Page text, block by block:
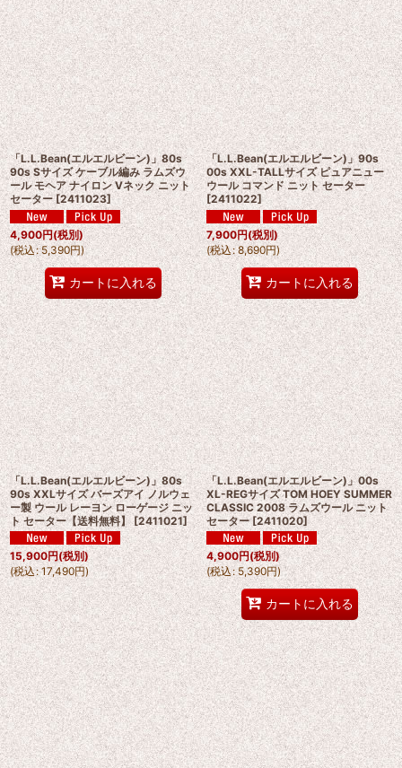
「L.L.Bean(エルエルビーン)」80s
90s Sサイズ ケーブル編み ラムズウ
ール モヘア ナイロン Vネック ニット
セーター [2411023]
4,900円(税別)
(税込: 5,390円)
カートに入れる
「L.L.Bean(エルエルビーン)」90s
00s XXL-TALLサイズ ピュアニュー
ウール コマンド ニット セーター
[2411022]
7,900円(税別)
(税込: 8,690円)
カートに入れる
「L.L.Bean(エルエルビーン)」80s
90s XXLサイズ バーズアイ ノルウェ
ー製 ウール レーヨン ローゲージ ニッ
ト セーター【送料無料】 [2411021]
15,900円(税別)
(税込: 17,490円)
「L.L.Bean(エルエルビーン)」00s
XL-REGサイズ TOM HOEY SUMMER
CLASSIC 2008 ラムズウール ニット
セーター [2411020]
4,900円(税別)
(税込: 5,390円)
カートに入れる